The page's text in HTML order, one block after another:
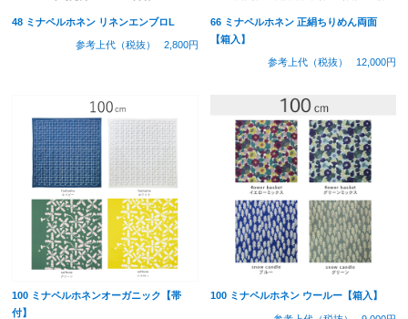
48 ミナペルホネン リネンエンブロL
参考上代（税抜） 2,800円
66 ミナペルホネン 正絹ちりめん両面
【箱入】
参考上代（税抜） 12,000円
100 ミナペルホネンオーガニック【帯
付】
100 ミナペルホネン ウールー【箱入】